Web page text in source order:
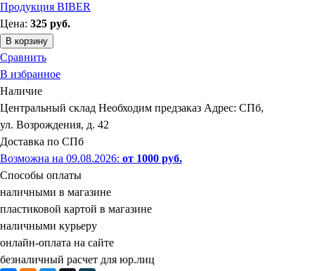
Продукция BIBER
Цена: 325 руб.
В корзину
Сравнить
В избранное
Наличие
Центральный склад Необходим предзаказ Адрес: СПб,
ул. Возрождения, д. 42
Доставка по СПб
Возможна на 09.08.2026: от 1000 руб.
Способы оплаты
наличными в магазине
пластиковой картой в магазине
наличными курьеру
онлайн-оплата на сайте
безналичный расчет для юр.лиц